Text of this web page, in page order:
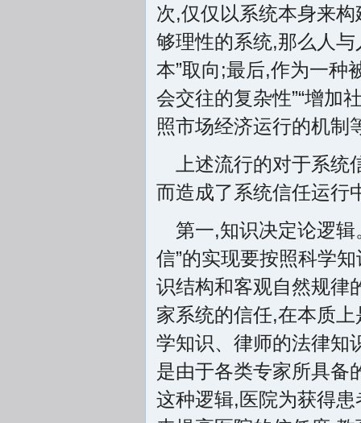
次,仅仅以系统本身来
够理性的系统,那么人
本”取向;最后,作为一种
会交往的复杂性”“增加
照市场经济运行的机制
上述流行的对于系统
而造成了系统信任运行
第一,知识决定论逻
信”的实现要按照科学
识结构和客观自然规律
家系统的信任,在本质
学知识、律师的法律知
是由于各类专家所具备
这种逻辑,医院为获得患